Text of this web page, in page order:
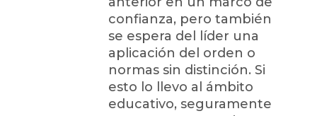
confianza, pero también
se espera del líder una
aplicación del orden o
normas sin distinción. Si
esto lo llevo al ámbito
educativo, seguramente